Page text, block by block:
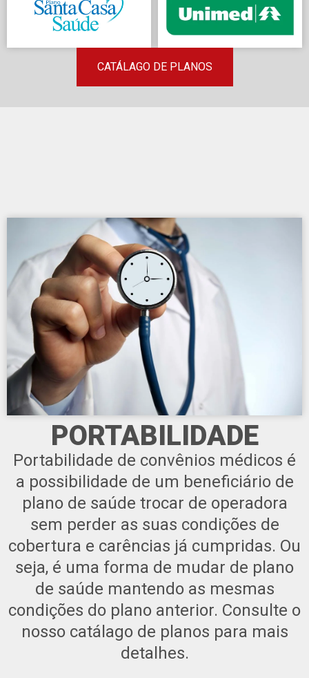
CATÁLAGO DE PLANOS
PORTABILIDADE
Portabilidade de convênios médicos é
a possibilidade de um beneficiário de
plano de saúde trocar de operadora
sem perder as suas condições de
cobertura e carências já cumpridas. Ou
seja, é uma forma de mudar de plano
de saúde mantendo as mesmas
condições do plano anterior. Consulte o
nosso catálago de planos para mais
detalhes.